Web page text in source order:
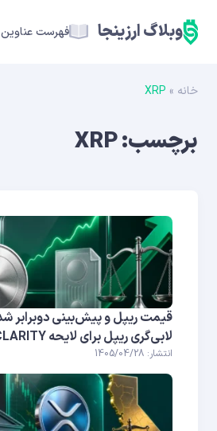
وبلاگ ارزینجا فهرست عناوین
خانه »
XRP
برچسب:XRP
لابی‌گری ریپل برای لایحه CLARITY
انتشار: 1405/04/28